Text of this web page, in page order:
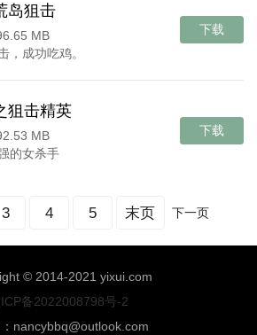
岛狙击
MB
，成功吃鸡。
下载
狙击精英
MB
的女杀手
下载
3 4 5 末页 下一页
© 2014-2021 yixui.com
备2022008798号-2
nancybbq@outlook.com